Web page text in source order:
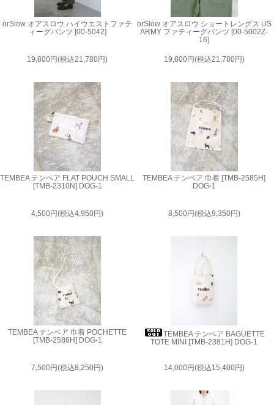
orSlow オアスロウ ハイウエストファテ
ィーグパンツ [00-5042]
19,800円(税込21,780円)
orSlow オアスロウ ショートレングス US
ARMY ファティーグパンツ [00-5002Z-
16]
19,800円(税込21,780円)
TEMBEA テンベア FLAT POUCH SMALL
[TMB-2310N] DOG-1
4,500円(税込4,950円)
TEMBEA テンベア 巾着 [TMB-2585H]
DOG-1
8,500円(税込9,350円)
TEMBEA テンベア 巾着 POCHETTE
[TMB-2586H] DOG-1
7,500円(税込8,250円)
TEMBEA テンベア BAGUETTE
TOTE MINI [TMB-2381H] DOG-1
14,000円(税込15,400円)